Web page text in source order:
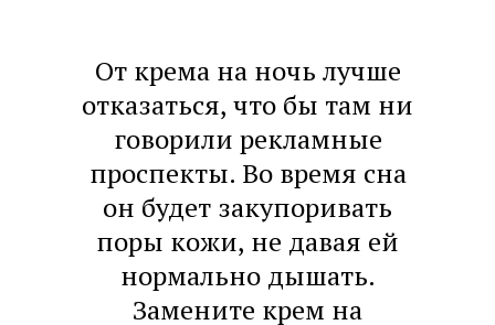
От крема на ночь лучше
отказаться, что бы там ни
говорили рекламные
проспекты. Во время сна
он будет закупоривать
поры кожи, не давая ей
нормально дышать.
Замените крем на